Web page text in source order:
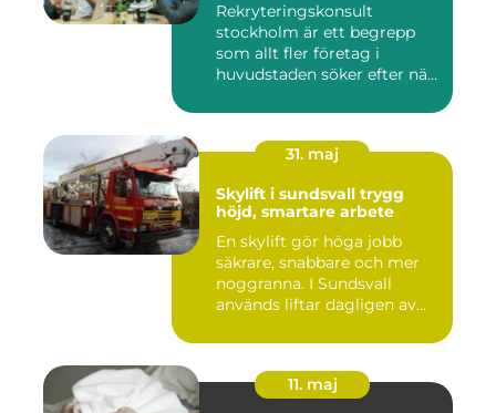
Rekryteringskonsult
stockholm är ett begrepp
som allt fler företag i
huvudstaden söker efter när
31. maj
Skylift i sundsvall trygg
höjd, smartare arbete
En skylift gör höga jobb
säkrare, snabbare och mer
noggranna. I Sundsvall
används liftar dagligen av...
11. maj